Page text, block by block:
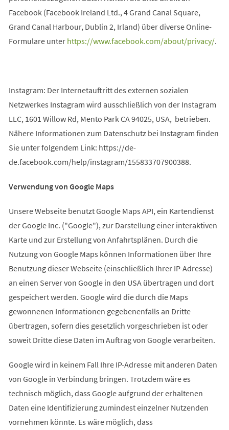
Facebook (Facebook Ireland Ltd., 4 Grand Canal Square,
Grand Canal Harbour, Dublin 2, Irland) über diverse Online-
Formulare unter https://www.facebook.com/about/privacy/.
Instagram: Der Internetauftritt des externen sozialen
Netzwerkes Instagram wird ausschließlich von der Instagram
LLC, 1601 Willow Rd, Mento Park CA 94025, USA, betrieben.
Nähere Informationen zum Datenschutz bei Instagram finden
Sie unter folgendem Link: https://de-
de.facebook.com/help/instagram/155833707900388.
Verwendung von Google Maps
Unsere Webseite benutzt Google Maps API, ein Kartendienst
der Google Inc. ("Google"), zur Darstellung einer interaktiven
Karte und zur Erstellung von Anfahrtsplänen. Durch die
Nutzung von Google Maps können Informationen über Ihre
Benutzung dieser Webseite (einschließlich Ihrer IP-Adresse)
an einen Server von Google in den USA übertragen und dort
gespeichert werden. Google wird die durch die Maps
gewonnenen Informationen gegebenenfalls an Dritte
übertragen, sofern dies gesetzlich vorgeschrieben ist oder
soweit Dritte diese Daten im Auftrag von Google verarbeiten.
Google wird in keinem Fall Ihre IP-Adresse mit anderen Daten
von Google in Verbindung bringen. Trotzdem wäre es
technisch möglich, dass Google aufgrund der erhaltenen
Daten eine Identifizierung zumindest einzelner Nutzenden
vornehmen könnte. Es wäre möglich, dass